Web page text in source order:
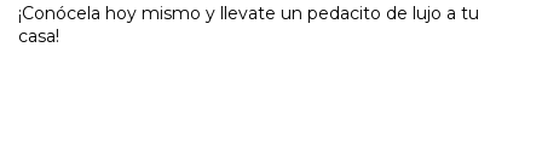
¡Conócela hoy mismo y llevate un pedacito de lujo a tu
casa!